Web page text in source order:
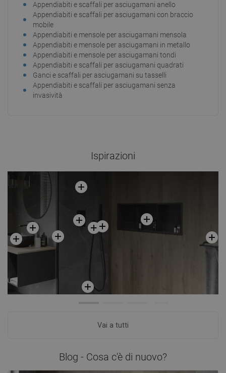
Appendiabiti e scaffali per asciugamani anello
Appendiabiti e scaffali per asciugamani con braccio
mobile
Appendiabiti e mensole per asciugamani mensola
Appendiabiti e mensole per asciugamani in metallo
Appendiabiti e mensole per asciugamani tondi
Appendiabiti e scaffali per asciugamani quadrati
Ganci e scaffali per asciugamani su tasselli
Appendiabiti e scaffali per asciugamani senza
invasività
Ispirazioni
Vai a tutti
Blog - Cosa c'è di nuovo?